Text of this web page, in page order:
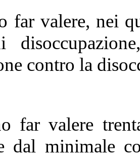
far valere, nei
contro la
far valere
dal minimale